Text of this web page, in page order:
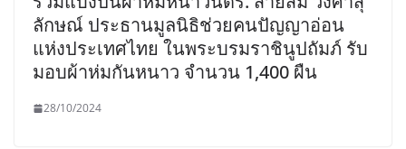
ลักษณ์ ประธานมูลนิธิช่วยคนปัญญาอ่อน
แห่งประเทศไทย ในพระบรมราชินูปถัมภ์ รับ
มอบผ้าห่มกันหนาว จำนวน 1,400 ผืน
28/10/2024